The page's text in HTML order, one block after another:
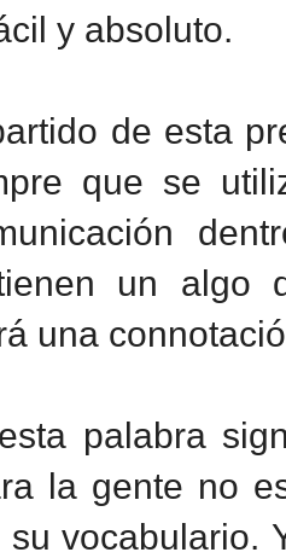
y absoluto.
de esta
que se
un algo
una
palabra
la gente no
vocabulario.